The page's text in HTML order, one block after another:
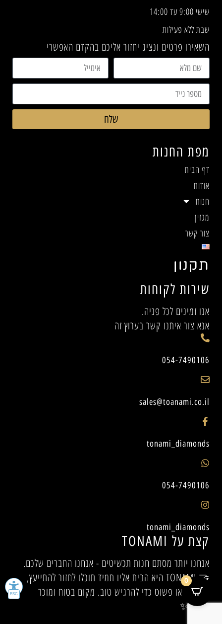
קצת על TONAMI
אנחנו יותר מסתם חנות תכשיטים - אנחנו החברים שלכם.
🤝 TONAMI היא הבית אליו תמיד תוכלו לחזור להתייעץ,
להיעזר, או פשוט כדי להרגיש טוב. מקום בטוח ומוכר
לכולם.✨
שירות לקוחות
אנו זמינים לכל פניה.
אנא צור איתנו קשר בערוץ זה
054-7490106
sales@toanami.co.il
tonami_diamonds
054-7490106
tonami_diamonds
מפת החנות
דף הבית
אודות
חנות
מגזין
צור קשר
תקנון
שישי 9:00 עד 14:00
שבת ללא פעילות
השאירו פרטים ונציג יחזור אליכם בהקדם האפשרי
שלח
0